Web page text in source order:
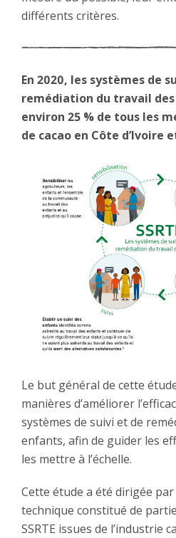
différents critères.
En 2020, les systèmes de
remédiation du travail
environ 25 % de tous les
de cacao en Côte d’Ivoire
Le but général de cette
manières d’améliorer
systèmes de suivi et de
enfants, afin de guider les
les mettre à l’échelle.
Cette étude a été dirigée
technique constitué de
SSRTE issues de l’industrie